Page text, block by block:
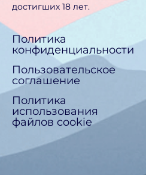
достигших 18 лет.
Политика
конфиденциальности
Пользовательское
соглашение
Политика
использования
файлов cookie